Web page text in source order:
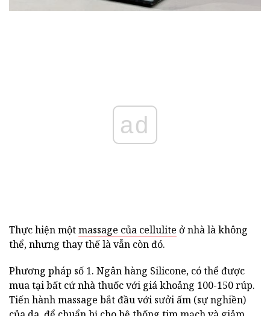
ad
Thực hiện mộtmassage của cellulite ở nhà là không
thể, nhưng thay thế là vẫn còn đó.
Phương pháp số 1. Ngân hàng Silicone, có thể được
mua tại bất cứ nhà thuốc với giá khoảng 100-150 rúp.
Tiến hành massage bắt đầu với sưởi ấm (sự nghiền)